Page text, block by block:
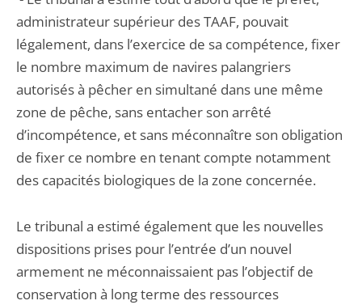
administrateur supérieur des TAAF, pouvait
légalement, dans l’exercice de sa compétence, fixer
le nombre maximum de navires palangriers
autorisés à pêcher en simultané dans une même
zone de pêche, sans entacher son arrêté
d’incompétence, et sans méconnaître son obligation
de fixer ce nombre en tenant compte notamment
des capacités biologiques de la zone concernée.
Le tribunal a estimé également que les nouvelles
dispositions prises pour l’entrée d’un nouvel
armement ne méconnaissaient pas l’objectif de
conservation à long terme des ressources